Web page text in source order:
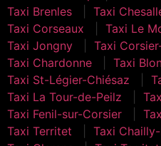
Taxi Brenles
Taxi
Taxi Corseaux
Taxi Le
Taxi Jongny
Taxi
Taxi Chardonne
Taxi
Taxi St-Légier-Chiésaz
Taxi La Tour-de-Peilz
Taxi Fenil-sur-Corsier
Taxi Territet
Taxi